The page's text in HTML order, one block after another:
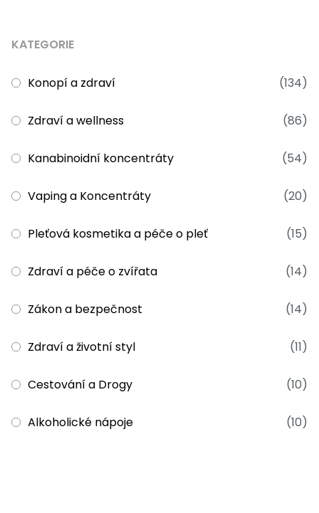
KATEGORIE
Konopí a zdraví (134)
Zdraví a wellness (86)
Kanabinoidní koncentráty (54)
Vaping a Koncentráty (20)
Pleťová kosmetika a péče o pleť (15)
Zdraví a péče o zvířata (14)
Zákon a bezpečnost (14)
Zdraví a životní styl (11)
Cestování a Drogy (10)
Alkoholické nápoje (10)